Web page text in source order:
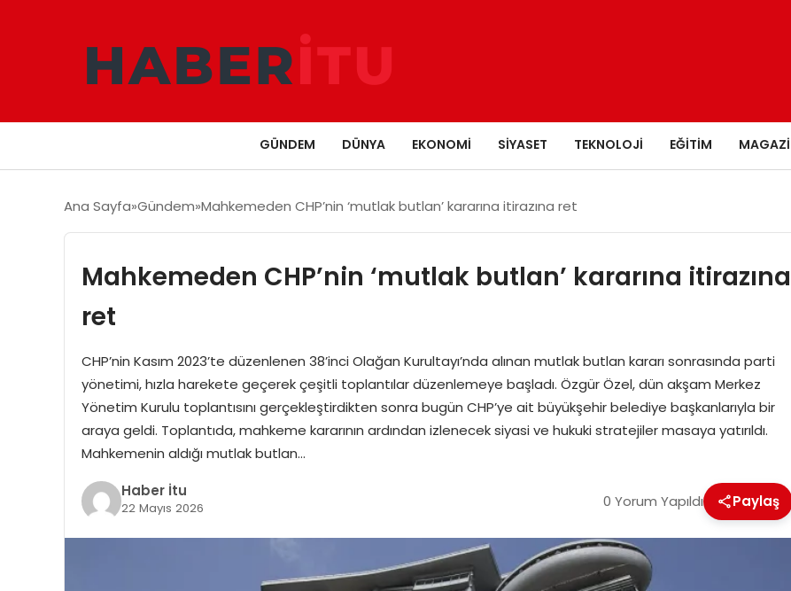
GÜNDEM DÜNYA EKONOMI SIYASET TEKNOLOJI EĞITIM
Ana Sayfa Gündem Mahkemeden CHP’nin ‘mutlak butlan’ kararına itirazına ret
Mahkemeden CHP’nin ‘mutlak butlan’ kararına itirazına
ret
CHP’nin Kasım 2023’te düzenlenen 38’inci Olağan Kurultayı’nda alınan mutlak butlan kararı sonrasında parti
yönetimi, hızla harekete geçerek çeşitli toplantılar düzenlemeye başladı. Özgür Özel, dün akşam Merkez
Yönetim Kurulu toplantısını gerçekleştirdikten sonra bugün CHP’ye ait büyükşehir belediye başkanlarıyla bir
araya geldi. Toplantıda, mahkeme kararının ardından izlenecek siyasi ve hukuki stratejiler masaya yatırıldı.
Mahkemenin aldığı mutlak butlan…
Haber İtu
22 Mayıs 2026 0 Yorum Yapıldı Paylaş